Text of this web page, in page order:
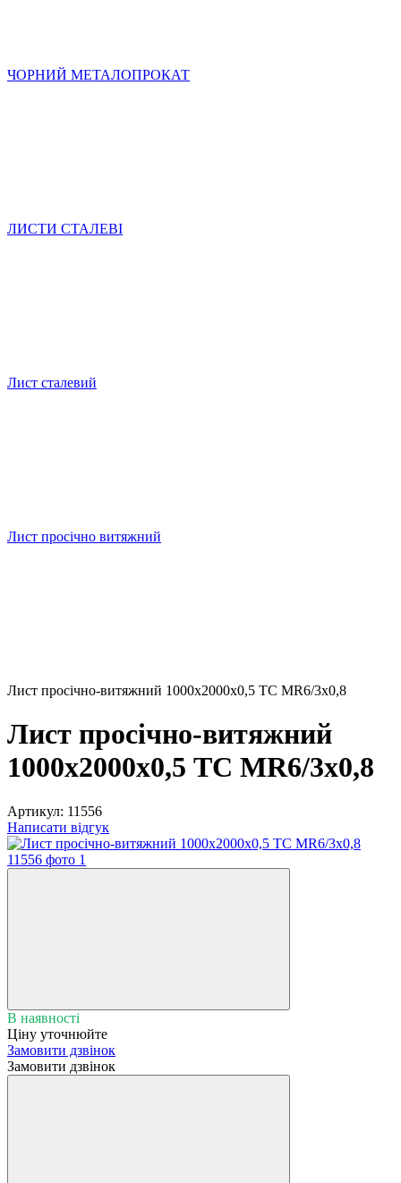
ЧОРНИЙ МЕТАЛОПРОКАТ
ЛИСТИ СТАЛЕВІ
Лист сталевий
Лист просічно витяжний
Лист просічно-витяжний 1000x2000х0,5 TC MR6/3x0,8
Лист просічно-витяжний
1000x2000х0,5 TC MR6/3x0,8
Артикул: 11556
Написати відгук
В наявності
Ціну уточнюйте
Замовити дзвінок
Замовити дзвінок